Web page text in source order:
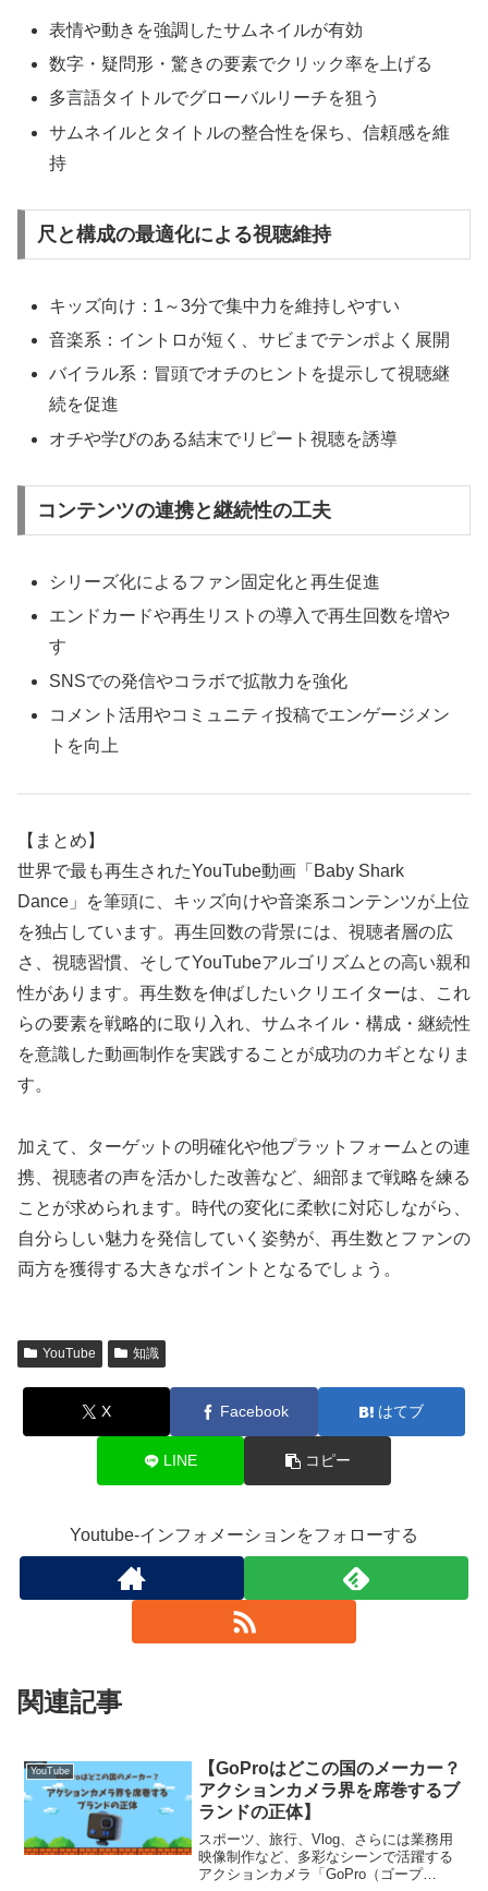
表情や動きを強調したサムネイルが有効
数字・疑問形・驚きの要素でクリック率を上げる
多言語タイトルでグローバルリーチを狙う
サムネイルとタイトルの整合性を保ち、信頼感を維
持
尺と構成の最適化による視聴維持
キッズ向け：1～3分で集中力を維持しやすい
音楽系：イントロが短く、サビまでテンポよく展開
バイラル系：冒頭でオチのヒントを提示して視聴継
続を促進
オチや学びのある結末でリピート視聴を誘導
コンテンツの連携と継続性の工夫
シリーズ化によるファン固定化と再生促進
エンドカードや再生リストの導入で再生回数を増や
す
SNSでの発信やコラボで拡散力を強化
コメント活用やコミュニティ投稿でエンゲージメン
トを向上
【まとめ】
世界で最も再生されたYouTube動画「Baby Shark
Dance」を筆頭に、キッズ向けや音楽系コンテンツが上位
を独占しています。再生回数の背景には、視聴者層の広
さ、視聴習慣、そしてYouTubeアルゴリズムとの高い親和
性があります。再生数を伸ばしたいクリエイターは、これ
らの要素を戦略的に取り入れ、サムネイル・構成・継続性
を意識した動画制作を実践することが成功のカギとなりま
す。
加えて、ターゲットの明確化や他プラットフォームとの連
携、視聴者の声を活かした改善など、細部まで戦略を練る
ことが求められます。時代の変化に柔軟に対応しながら、
自分らしい魅力を発信していく姿勢が、再生数とファンの
両方を獲得する大きなポイントとなるでしょう。
YouTube 知識
X Facebook はてブ
LINE コピー
Youtube-インフォメーションをフォローする
関連記事
YouTube
【GoProはどこの国のメーカー？
アクションカメラ界を席巻するブ
ランドの正体】
スポーツ、旅行、Vlog、さらには業務用
映像制作など、多彩なシーンで活躍する
アクションカメラ「GoPro（ゴープ